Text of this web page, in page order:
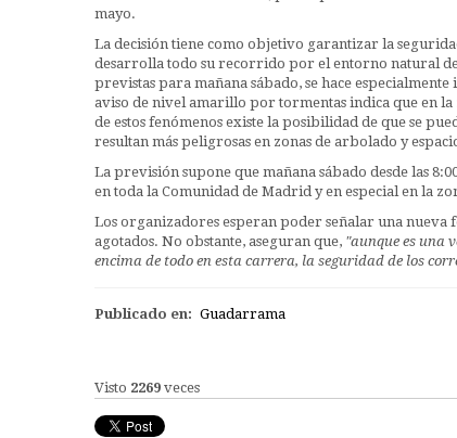
mayo.
La decisión tiene como objetivo garantizar la
desarrolla todo su recorrido por el entorno natural
previstas para mañana sábado, se hace
aviso de nivel amarillo por tormentas indica que en
de estos fenómenos existe la posibilidad de que se
resultan más peligrosas en zonas de arbolado y
La previsión supone que mañana sábado desde las
en toda la Comunidad de Madrid y en especial en la
Los organizadores esperan poder señalar una nueva
agotados. No obstante, aseguran que, "aunque es una
encima de todo en esta carrera, la seguridad de los
Publicado en: Guadarrama
Visto 2269 veces